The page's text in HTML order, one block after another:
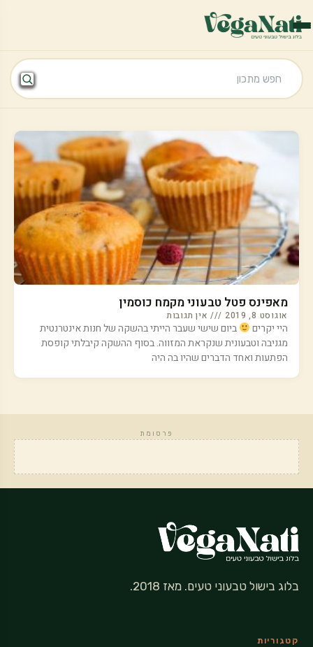
מאפינס פטל טבעוני מקמח כוסמין
אוגוסט 8, 2019 אין תגובות
היי יקרים
ביום שישי שעבר הייתי בהשקה של חנות אינטרנטית
מגניבה וטבעונית שנקראת המזווה. בסוף ההשקה קיבלתי קופסת
הפתעות ואחד הדברים שהיו בה היה
פרסומת
בלוג בישול טבעוני טעים. מאז 2018.
קטגוריות